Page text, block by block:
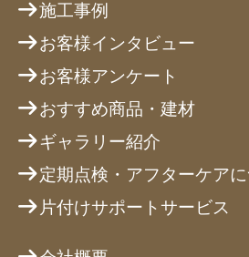
施工事例
お客様インタビュー
お客様アンケート
おすすめ商品・建材
ギャラリー紹介
定期点検・アフターケア
片付けサポートサービス